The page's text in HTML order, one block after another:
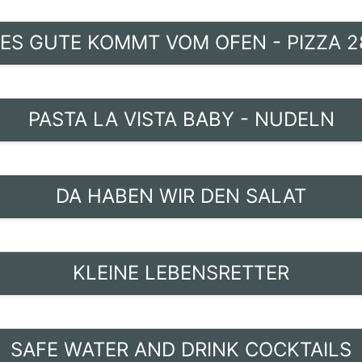
GUTE KOMMT VOM OFEN - PIZZA
PASTA LA VISTA BABY - NUDELN
DA HABEN WIR DEN SALAT
KLEINE LEBENSRETTER
SAFE WATER AND DRINK COCKTAILS